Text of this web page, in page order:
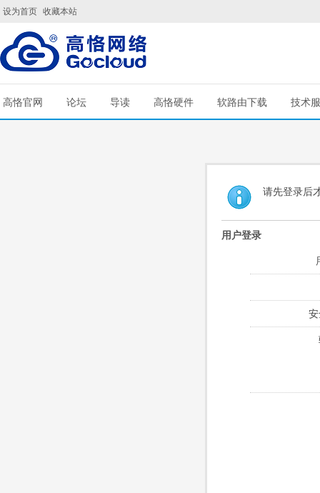
设为首页 收藏本站
高恪官网 论坛 导读 高恪硬件 软路由下载 技术
请先登录后
用户登录